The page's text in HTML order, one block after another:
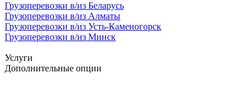
Грузоперевозки в/из Беларусь
Грузоперевозки в/из Алматы
Грузоперевозки в/из Усть-Каменогорск
Грузоперевозки в/из Минск
Услуги
Дополнительные опции